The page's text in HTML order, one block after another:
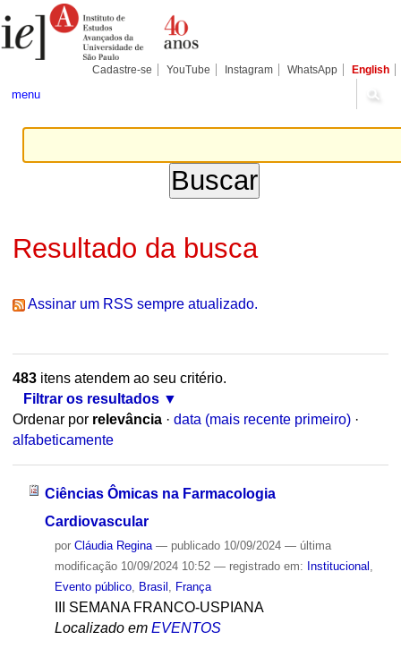
para
conteúdo.
Pessoais
Cadastre-se YouTube Instagram WhatsApp English
menu
Resultado da busca
Assinar um RSS sempre atualizado.
483itens atendem ao seu critério.
Filtrar os resultados
Ordenar por relevância · data (mais recente primeiro) ·
alfabeticamente
Ciências Ômicas na Farmacologia
Cardiovascular
por Cláudia Regina — publicado10/09/2024 — última
modificação10/09/2024 10:52 — registrado em: Institucional
Evento público, Brasil França
III SEMANA FRANCO-USPIANA
Localizado em EVENTOS